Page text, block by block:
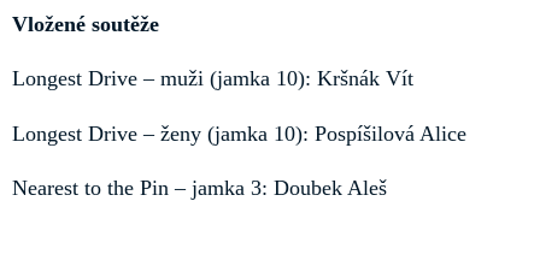
Vložené soutěže
Longest Drive – muži (jamka 10): Kršnák Vít
Longest Drive – ženy (jamka 10): Pospíšilová Alice
Nearest to the Pin – jamka 3: Doubek Aleš